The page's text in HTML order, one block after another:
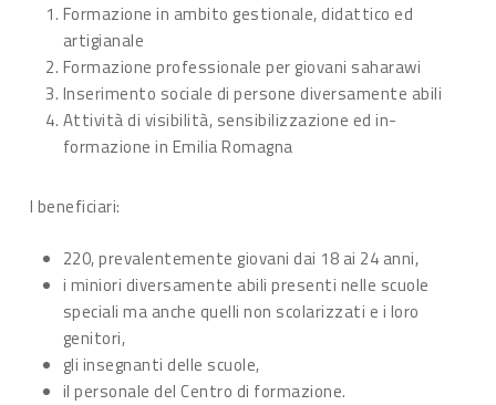
Formazione in ambito gestionale, didattico ed
artigianale
Formazione professionale per giovani saharawi
Inserimento sociale di persone diversamente abili
Attività di visibilità, sensibilizzazione ed in-
formazione in Emilia Romagna
I beneficiari:
220, prevalentemente giovani dai 18 ai 24 anni,
i miniori diversamente abili presenti nelle scuole
speciali ma anche quelli non scolarizzati e i loro
genitori,
gli insegnanti delle scuole,
il personale del Centro di formazione.